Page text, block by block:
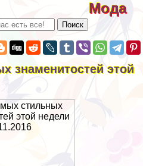
Мода
знаменитостей этой